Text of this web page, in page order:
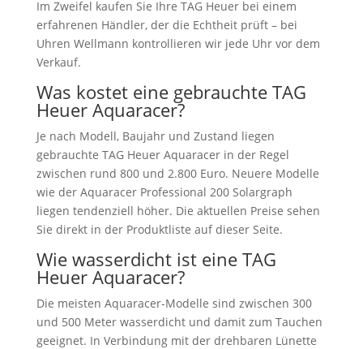
Im Zweifel kaufen Sie Ihre TAG Heuer bei einem
erfahrenen Händler, der die Echtheit prüft – bei
Uhren Wellmann kontrollieren wir jede Uhr vor dem
Verkauf.
Was kostet eine gebrauchte TAG
Heuer Aquaracer?
Je nach Modell, Baujahr und Zustand liegen
gebrauchte TAG Heuer Aquaracer in der Regel
zwischen rund 800 und 2.800 Euro. Neuere Modelle
wie der Aquaracer Professional 200 Solargraph
liegen tendenziell höher. Die aktuellen Preise sehen
Sie direkt in der Produktliste auf dieser Seite.
Wie wasserdicht ist eine TAG
Heuer Aquaracer?
Die meisten Aquaracer-Modelle sind zwischen 300
und 500 Meter wasserdicht und damit zum Tauchen
geeignet. In Verbindung mit der drehbaren Lünette